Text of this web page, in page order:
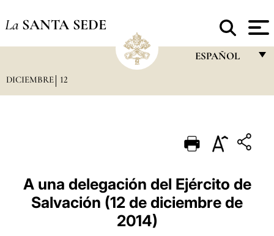
La SANTA SEDE
ESPAÑOL
PORTUGUÊS
ESPAÑOL
DEUTSCH
DICIEMBRE 12
A una delegación del Ejército de
Salvación (12 de diciembre de
2014)